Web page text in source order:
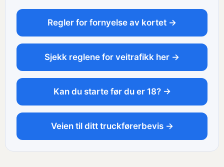
Regler for fornyelse av kortet →
Sjekk reglene for veitrafikk her →
Kan du starte før du er 18? →
Veien til ditt truckførerbevis →